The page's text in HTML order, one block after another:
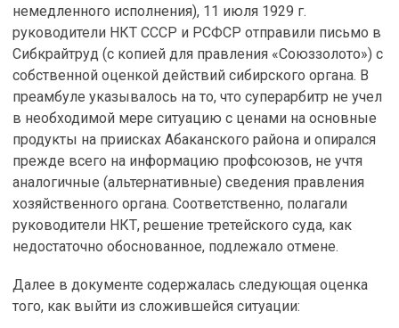
немедленного исполнения), 11 июля 1929 г.
руководители НКТ СССР и РСФСР отправили письмо в
Сибкрайтруд (с копией для правления «Союззолото») с
собственной оценкой действий сибирского органа. В
преамбуле указывалось на то, что суперарбитр не учел
в необходимой мере ситуацию с ценами на основные
продукты на приисках Абаканского района и опирался
прежде всего на информацию профсоюзов, не учтя
аналогичные (альтернативные) сведения правления
хозяйственного органа. Соответственно, полагали
руководители НКТ, решение третейского суда, как
недостаточно обоснованное, подлежало отмене.
Далее в документе содержалась следующая оценка
того, как выйти из сложившейся ситуации: